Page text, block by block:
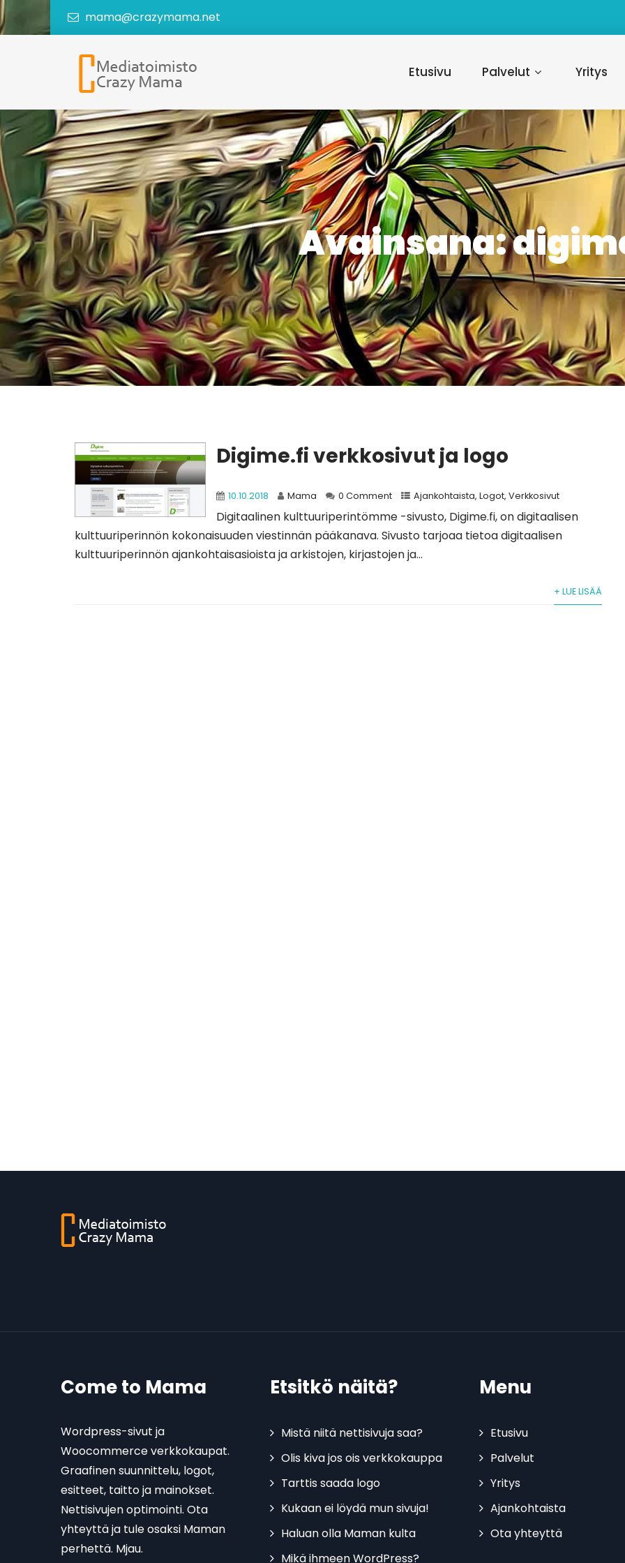
mama@crazymama.net
Etusivu Palvelut Yritys
Avainsana:
Digime.fi verkkosivut ja logo
10.10.2018 Mama 0 Comment Ajankohtaista,Logot,Verkkosivut
Digitaalinen kulttuuriperintömme -sivusto, Digime.fi, on digitaalisen
kulttuuriperinnön kokonaisuuden viestinnän pääkanava. Sivusto tarjoaa tietoa digitaalisen
kulttuuriperinnön ajankohtaisasioista ja arkistojen, kirjastojen ja...
+ LUE LISÄÄ
Come to Mama
Wordpress-sivut ja
Woocommerce verkkokaupat.
Graafinen suunnittelu, logot,
esitteet, taitto ja mainokset.
Nettisivujen optimointi. Ota
yhteyttä ja tule osaksi Maman
perhettä. Mjau.
Etsitkö näitä?
Mistä niitä nettisivuja saa?
Olis kiva jos ois verkkokauppa
Tarttis saada logo
Kukaan ei löydä mun sivuja!
Haluan olla Maman kulta
Mikä ihmeen WordPress?
Menu
Etusivu
Palvelut
Yritys
Ajankohtaista
Ota yhteyttä